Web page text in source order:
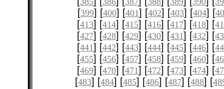
[399] [400] [401] [402] [403] [404] [
[413] [414] [415] [416] [417] [418] [
[427] [428] [429] [430] [431] [432] [
[441] [442] [443] [444] [445] [446] [
[455] [456] [457] [458] [459] [460] [
[469] [470] [471] [472] [473] [474] [
[483] [484] [485] [486] [487] [488] [